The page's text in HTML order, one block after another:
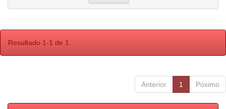
Resultado 1-1 de 1.
Anterior 1 Póximo